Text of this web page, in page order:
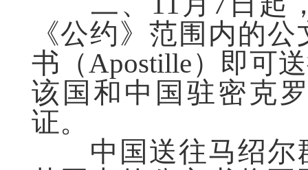
《公约》范围内的
书（Apostille）即可
该国和中国驻密克
证。
中国送往马绍尔